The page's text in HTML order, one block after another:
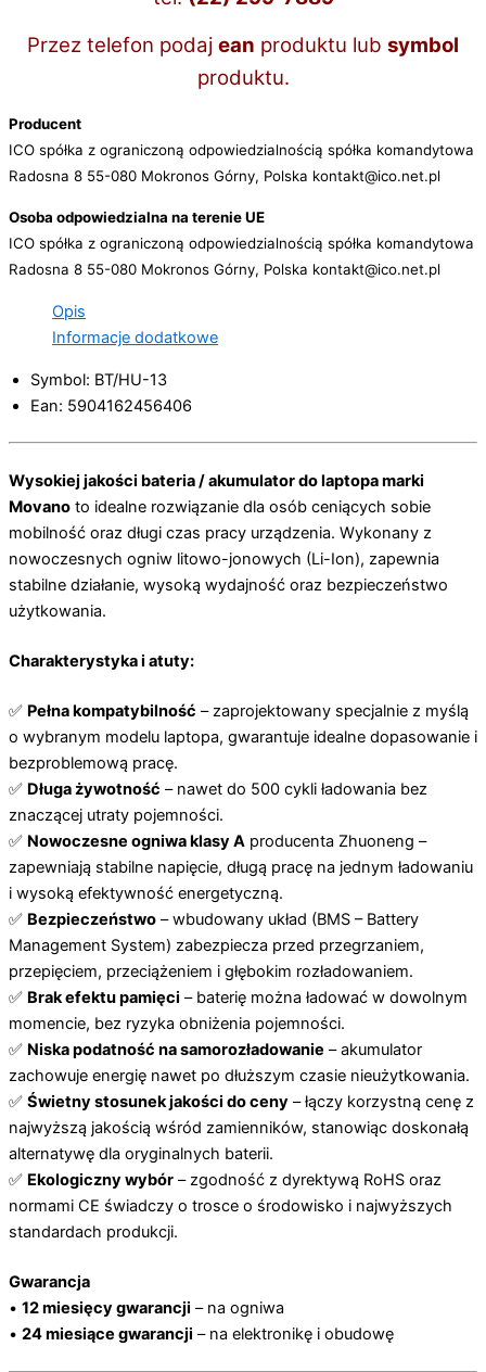
Przez telefon podaj ean produktu lub symbol
produktu.
Producent
ICO spółka z ograniczoną odpowiedzialnością spółka komandytowa
Radosna 8 55-080 Mokronos Górny, Polska kontakt@ico.net.pl
Osoba odpowiedzialna na terenie UE
ICO spółka z ograniczoną odpowiedzialnością spółka komandytowa
Radosna 8 55-080 Mokronos Górny, Polska kontakt@ico.net.pl
Opis
Informacje dodatkowe
Symbol: BT/HU-13
Ean: 5904162456406
Wysokiej jakości bateria / akumulator do laptopa marki
Movano to idealne rozwiązanie dla osób ceniących sobie
mobilność oraz długi czas pracy urządzenia. Wykonany z
nowoczesnych ogniw litowo-jonowych (Li-Ion), zapewnia
stabilne działanie, wysoką wydajność oraz bezpieczeństwo
użytkowania.
Charakterystyka i atuty:
✅ Pełna kompatybilność – zaprojektowany specjalnie z myślą
o wybranym modelu laptopa, gwarantuje idealne dopasowanie i
bezproblemową pracę.
✅ Długa żywotność – nawet do 500 cykli ładowania bez
znaczącej utraty pojemności.
✅ Nowoczesne ogniwa klasy A producenta Zhuoneng –
zapewniają stabilne napięcie, długą pracę na jednym ładowaniu
i wysoką efektywność energetyczną.
✅ Bezpieczeństwo – wbudowany układ (BMS – Battery
Management System) zabezpiecza przed przegrzaniem,
przepięciem, przeciążeniem i głębokim rozładowaniem.
✅ Brak efektu pamięci – baterię można ładować w dowolnym
momencie, bez ryzyka obniżenia pojemności.
✅ Niska podatność na samorozładowanie – akumulator
zachowuje energię nawet po dłuższym czasie nieużytkowania.
✅ Świetny stosunek jakości do ceny – łączy korzystną cenę z
najwyższą jakością wśród zamienników, stanowiąc doskonałą
alternatywę dla oryginalnych baterii.
✅ Ekologiczny wybór – zgodność z dyrektywą RoHS oraz
normami CE świadczy o trosce o środowisko i najwyższych
standardach produkcji.
Gwarancja
• 12 miesięcy gwarancji – na ogniwa
• 24 miesiące gwarancji – na elektronikę i obudowę